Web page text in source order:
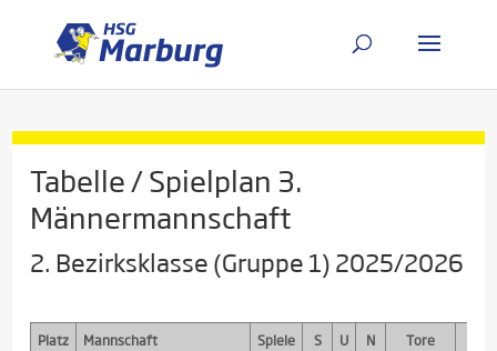
Tabelle / Spielplan 3.
Männermannschaft
2. Bezirksklasse (Gruppe 1) 2025/2026
Platz Mannschaft Spiele S U N Tore